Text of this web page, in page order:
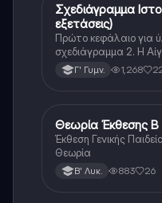
Νέα Ελληνικά
Σχεδιάγραμμα
εξετάσεις)
Πρώτο κεφάλαιο για
σχεδιάγραμμα 2. Η
Γ' Γυμν. 1,268
Νέα Ελληνικά
Θεωρία Έκθεσης Β
Έκθεση Γενικής
Θεωρία
Β' Λυκ. 883 26